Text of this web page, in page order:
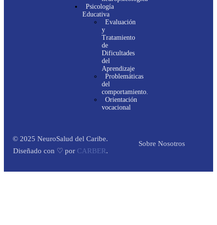
Psicología
Educativa
Evaluación
y
Tratamiento
de
Dificultades
del
Aprendizaje
Problemáticas
del
comportamiento.
Orientación
vocacional
© 2025 NeuroSalud del Caribe.
Diseñado con ♡ por CARBER.
Sobre Nosotros